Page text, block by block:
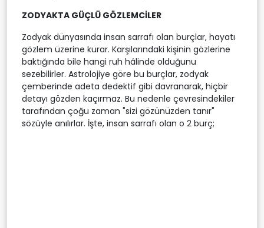
ZODYAKTA GÜÇLÜ GÖZLEMCİLER
Zodyak dünyasında insan sarrafı olan burçlar, hayatı
gözlem üzerine kurar. Karşılarındaki kişinin gözlerine
baktığında bile hangi ruh hâlinde olduğunu
sezebilirler. Astrolojiye göre bu burçlar, zodyak
çemberinde adeta dedektif gibi davranarak, hiçbir
detayı gözden kaçırmaz. Bu nedenle çevresindekiler
tarafından çoğu zaman "sizi gözünüzden tanır"
sözüyle anılırlar. İşte, insan sarrafı olan o 2 burç;